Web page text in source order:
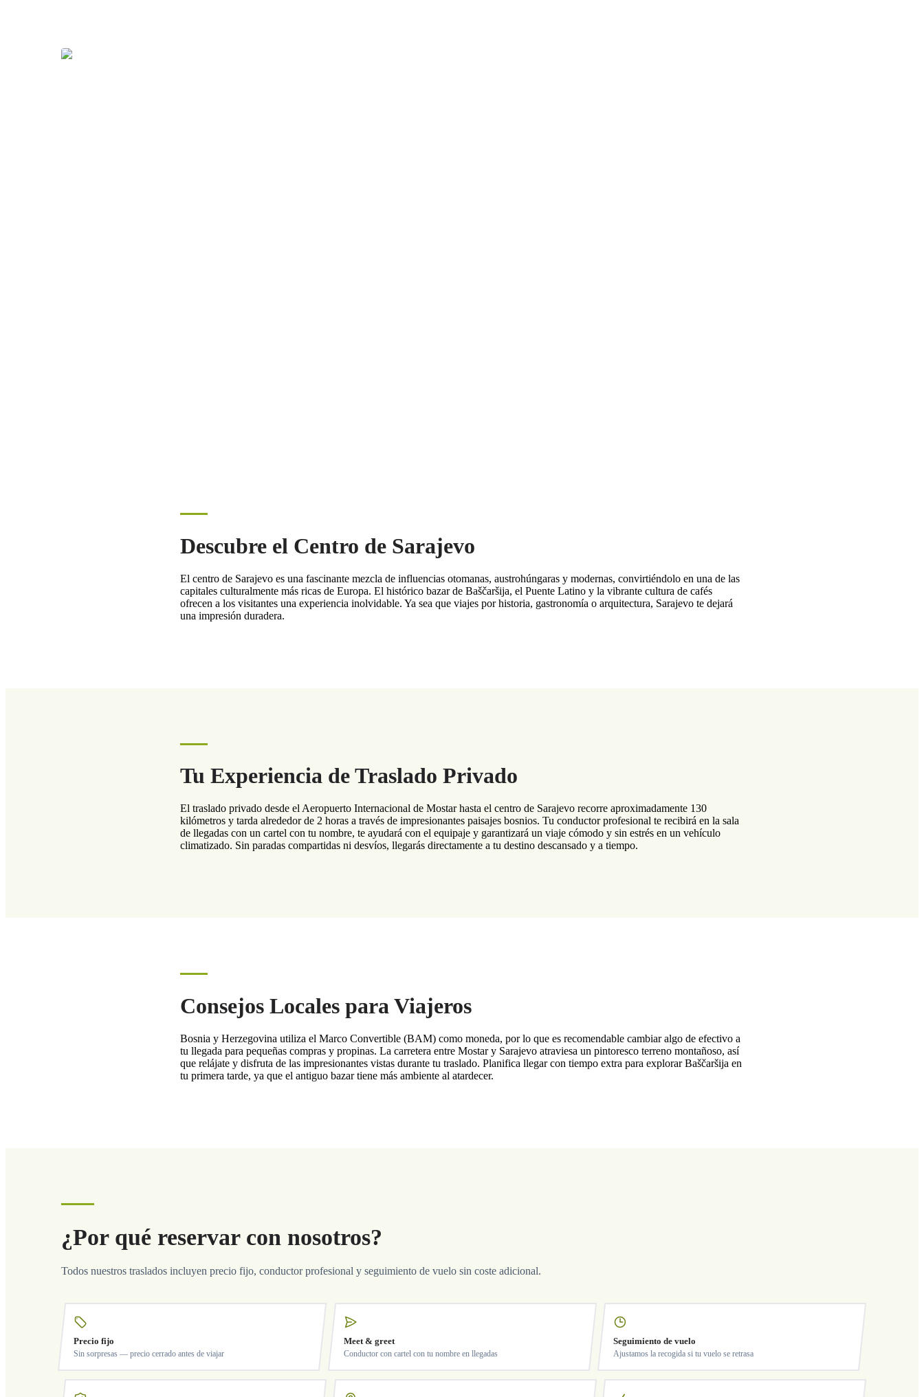
Descubre el Centro de Sarajevo
El centro de Sarajevo es una fascinante mezcla de influencias otomanas, austrohúngaras y modernas, convirtiéndolo en una de las
capitales culturalmente más ricas de Europa. El histórico bazar de Baščaršija, el Puente Latino y la vibrante cultura de cafés
ofrecen a los visitantes una experiencia inolvidable. Ya sea que viajes por historia, gastronomía o arquitectura, Sarajevo te dejará
una impresión duradera.
Tu Experiencia de Traslado Privado
El traslado privado desde el Aeropuerto Internacional de Mostar hasta el centro de Sarajevo recorre aproximadamente 130
kilómetros y tarda alrededor de 2 horas a través de impresionantes paisajes bosnios. Tu conductor profesional te recibirá en la sala
de llegadas con un cartel con tu nombre, te ayudará con el equipaje y garantizará un viaje cómodo y sin estrés en un vehículo
climatizado. Sin paradas compartidas ni desvíos, llegarás directamente a tu destino descansado y a tiempo.
Consejos Locales para Viajeros
Bosnia y Herzegovina utiliza el Marco Convertible (BAM) como moneda, por lo que es recomendable cambiar algo de efectivo a
tu llegada para pequeñas compras y propinas. La carretera entre Mostar y Sarajevo atraviesa un pintoresco terreno montañoso, así
que relájate y disfruta de las impresionantes vistas durante tu traslado. Planifica llegar con tiempo extra para explorar Baščaršija en
tu primera tarde, ya que el antiguo bazar tiene más ambiente al atardecer.
¿Por qué reservar con nosotros?
Todos nuestros traslados incluyen precio fijo, conductor profesional y seguimiento de vuelo sin coste adicional.
Precio fijo
Sin sorpresas — precio cerrado antes de viajar
Meet & greet
Conductor con cartel con tu nombre en llegadas
Seguimiento de vuelo
Ajustamos la recogida si tu vuelo se retrasa